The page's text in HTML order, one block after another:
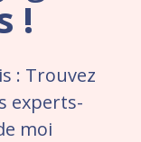
!
: Trouvez
experts-
moi